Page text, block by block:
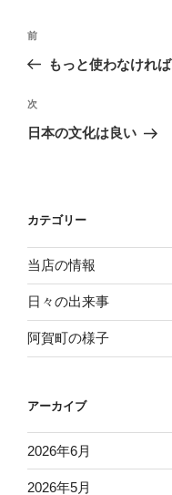
投
ビ
ゲ
ン
過
去
投
稿
前
もっと使わなければ
次
の
次
日本の文化は良い
カテゴリー
当店の情報
日々の出来事
阿賀町の様子
アーカイブ
2026年6月
2026年5月